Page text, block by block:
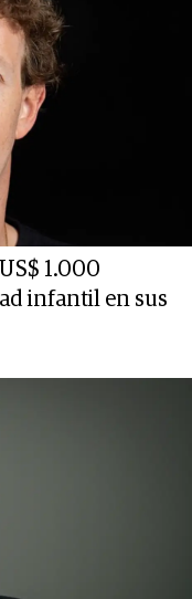
1.000
infantil en sus